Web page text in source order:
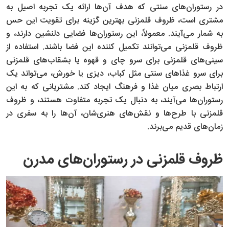
در رستوران‌های سنتی که هدف آن‌ها ارائه یک تجربه اصیل به
مشتری است، ظروف قلمزنی بهترین گزینه برای تقویت این حس
به شمار می‌آیند. معمولاً، این رستوران‌ها فضایی دلنشین دارند، و
ظروف قلمزنی می‌توانند تکمیل کننده این فضا باشند. استفاده از
سینی‌های قلمزنی برای سرو چای و قهوه یا بشقاب‌های قلمزنی
برای سرو غذاهای سنتی مثل کباب، دیزی یا خورش، می‌تواند یک
ارتباط بصری میان غذا و فرهنگ ایجاد کند. مشتریانی که به این
رستوران‌ها می‌آیند، به دنبال یک تجربه متفاوت هستند، و ظروف
قلمزنی با طرح‌ها و نقش‌های هنری‌شان، آن‌ها را به سفری در
زمان‌های قدیم می‌برند.
ظروف قلمزنی در رستوران‌های مدرن